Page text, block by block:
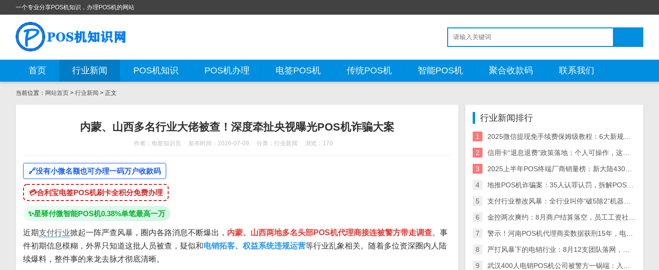
一个专业分享POS机知识，办理POS机的网站
首页 行业新闻 POS机知识 POS机办理 电签POS机 传统POS机 智能POS机 聚合收款码 联系我们
当前位置： 网站首页 > 行业新闻 > 正文
内蒙、山西多名行业大佬被查！深度牵扯央视曝光POS机诈骗大案
作者：电签知识员 发布时间：2026-07-09 分类： 行业新闻 浏览：170
🔗没有小微名额也可办理一码万户收款码
💳合利宝电签POS机刷卡全积分免费办理
✨星驿付微智能POS机0.38%单笔最高一万
近期支付行业掀起一阵严查风暴，圈内各路消息不断爆出， 内蒙、山西两地多名头部POS机代理商接连被警方带走调查。事
件初期信息模糊，外界只知道这批人员被查，疑似和电销拓客、权益系统违规运营等行业乱象相关。随着多位资深圈内人陆
续爆料，整件事的来龙去脉才彻底清晰。
行业新闻排行
1 2025微信提现免手续费保姆级教程：6大新规方法+省钱策略（附风险预警）
2 信用卡“退息退费”政策落地：个人可操作，这些银行支持退！
3 2025上半年POS终端厂商销量榜：新大陆430万台领跑，5大厂商业绩分化解析
4 地推POS机诈骗案：35人认罪认罚，拆解POS机黑灰产业链与自保指南
5 支付行业整改风暴：全行业叫停“破5除2”机器，关停/涨价潮来袭
6 金控两次爽约：8月商户结算落空，员工工资社保断供，资金困局何解？
7 警示！河南POS机代理商卖数据获刑15年，电销产业链全链条被查，多地数百人涉案
8 严打风暴下的电销行业：8月12支团队落网，多地整治+量刑升级倒逼从业者转型
9 武汉400人电销POS机公司被警方一锅端：入职新人亲历实录，离职员工曝内幕